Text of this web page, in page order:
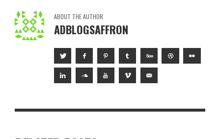
ABOUT THE AUTHOR
ADBLOGSAFFRON